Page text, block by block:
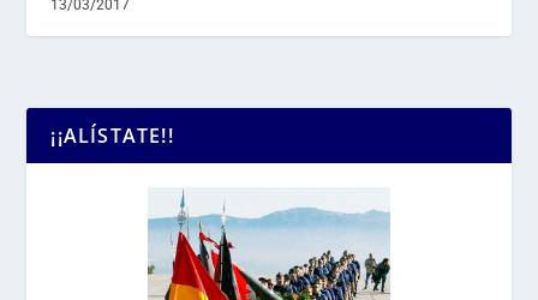
13/03/2017
¡¡ALÍSTATE!!